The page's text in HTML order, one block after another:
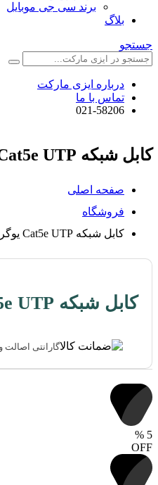
برند سی جی موبایل
بلاگ
جستجو
درباره ایزی مارکت
تماس با ما
021-58206
کابل شبکه Cat5e UTP یوگرین مدل NW108
صفحه اصلی
فروشگاه
کابل شبکه Cat5e UTP یوگرین مدل NW108
کابل شبکه Cat5e UTP یوگرین مدل NW108
گارانتی اصالت
5
%
OFF